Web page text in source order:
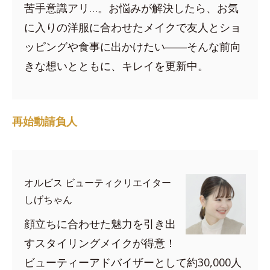
苦手意識アリ…。お悩みが解決したら、お気
に入りの洋服に合わせたメイクで友人とショ
ッピングや食事に出かけたい――そんな前向
きな想いとともに、キレイを更新中。
再始動請負人
オルビス ビューティクリエイター
しげちゃん
顔立ちに合わせた魅力を引き出
すスタイリングメイクが得意！
ビューティーアドバイザーとして約30,000人